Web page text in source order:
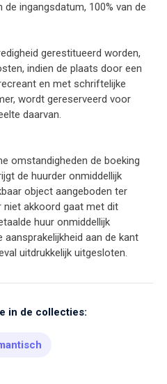
ingangsdatum, 100% van de
gerestitueerd worden,
indien de plaats door een
en met schriftelijke
wordt gereserveerd voor
daarvan.
omstandigheden de boeking
de huurder onmiddellijk
object aangeboden ter
niet akkoord gaat met dit
huur onmiddellijk
aan de kant
uitdrukkelijk uitgesloten.
in de collecties: